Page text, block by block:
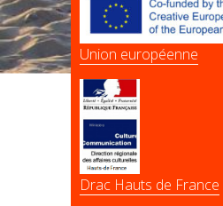
Union européenne
Drac Hauts de France